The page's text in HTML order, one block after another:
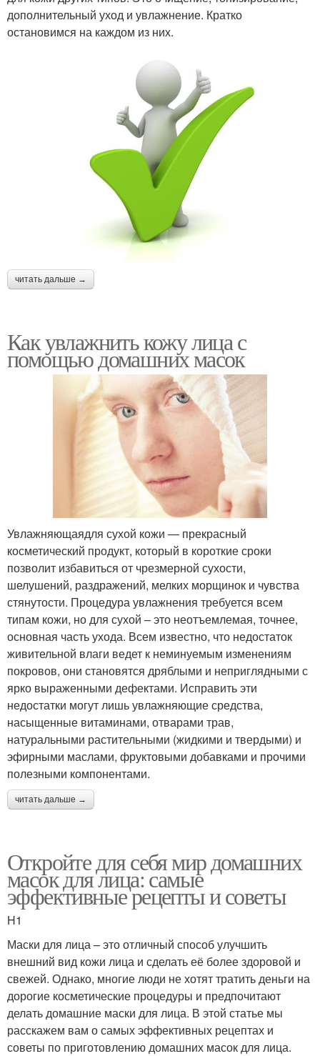
дополнительный уход и увлажнение. Кратко
остановимся на каждом из них.
читать дальше →
Как увлажнить кожу лица с
помощью домашних масок
Увлажняющаядля сухой кожи — прекрасный
косметический продукт, который в короткие сроки
позволит избавиться от чрезмерной сухости,
шелушений, раздражений, мелких морщинок и чувства
стянутости. Процедура увлажнения требуется всем
типам кожи, но для сухой – это неотъемлемая, точнее,
основная часть ухода. Всем известно, что недостаток
живительной влаги ведет к неминуемым изменениям
покровов, они становятся дряблыми и неприглядными с
ярко выраженными дефектами. Исправить эти
недостатки могут лишь увлажняющие средства,
насыщенные витаминами, отварами трав,
натуральными растительными (жидкими и твердыми) и
эфирными маслами, фруктовыми добавками и прочими
полезными компонентами.
читать дальше →
Откройте для себя мир домашних
масок для лица: самые
эффективные рецепты и советы
H1
Маски для лица – это отличный способ улучшить
внешний вид кожи лица и сделать её более здоровой и
свежей. Однако, многие люди не хотят тратить деньги на
дорогие косметические процедуры и предпочитают
делать домашние маски для лица. В этой статье мы
расскажем вам о самых эффективных рецептах и
советы по приготовлению домашних масок для лица.